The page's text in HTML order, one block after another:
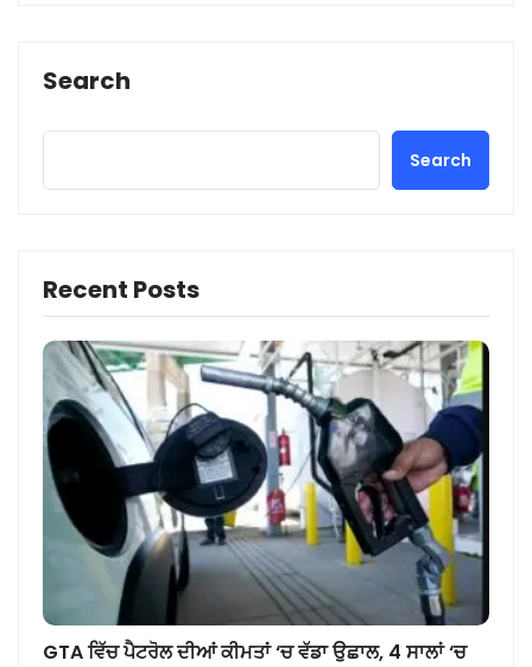
Search
Search
Recent Posts
GTA ਵਿੱਚ ਪੈਟਰੋਲ ਦੀਆਂ ਕੀਮਤਾਂ ‘ਚ ਵੱਡਾ ਉਛਾਲ, 4 ਸਾਲਾਂ ‘ਚ